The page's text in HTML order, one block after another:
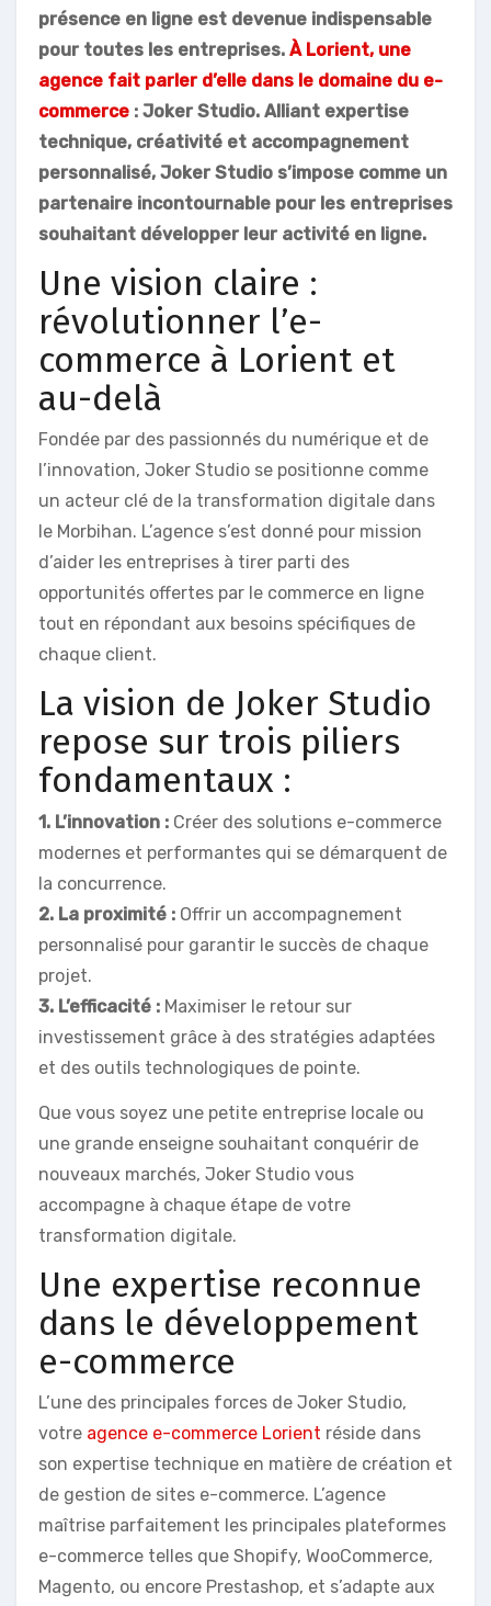
présence en ligne est devenue indispensable
pour toutes les entreprises. À Lorient, une
agence fait parler d’elle dans le domaine du e-
commerce : Joker Studio. Alliant expertise
technique, créativité et accompagnement
personnalisé, Joker Studio s’impose comme un
partenaire incontournable pour les entreprises
souhaitant développer leur activité en ligne.
Une vision claire :
révolutionner l’e-
commerce à Lorient et
au-delà
Fondée par des passionnés du numérique et de
l’innovation, Joker Studio se positionne comme
un acteur clé de la transformation digitale dans
le Morbihan. L’agence s’est donné pour mission
d’aider les entreprises à tirer parti des
opportunités offertes par le commerce en ligne
tout en répondant aux besoins spécifiques de
chaque client.
La vision de Joker Studio
repose sur trois piliers
fondamentaux :
1. L’innovation : Créer des solutions e-commerce
modernes et performantes qui se démarquent de
la concurrence.
2. La proximité : Offrir un accompagnement
personnalisé pour garantir le succès de chaque
projet.
3. L’efficacité : Maximiser le retour sur
investissement grâce à des stratégies adaptées
et des outils technologiques de pointe.
Que vous soyez une petite entreprise locale ou
une grande enseigne souhaitant conquérir de
nouveaux marchés, Joker Studio vous
accompagne à chaque étape de votre
transformation digitale.
Une expertise reconnue
dans le développement
e-commerce
L’une des principales forces de Joker Studio,
votre agence e-commerce Lorient réside dans
son expertise technique en matière de création et
de gestion de sites e-commerce. L’agence
maîtrise parfaitement les principales plateformes
e-commerce telles que Shopify, WooCommerce,
Magento, ou encore Prestashop, et s’adapte aux